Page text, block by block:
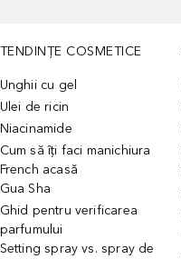
TENDINȚE COSMETICE
Unghii cu gel
Ulei de ricin
Niacinamide
Cum să îți faci manichiura
French acasă
Gua Sha
Ghid pentru verificarea
parfumului
Setting spray vs. spray de